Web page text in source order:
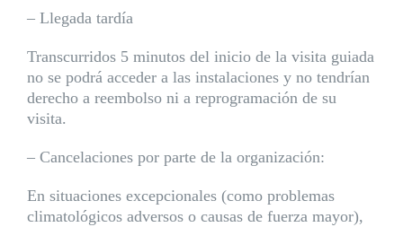
– Llegada tardía
Transcurridos 5 minutos del inicio de la visita guiada
no se podrá acceder a las instalaciones y no tendrían
derecho a reembolso ni a reprogramación de su
visita.
– Cancelaciones por parte de la organización:
En situaciones excepcionales (como problemas
climatológicos adversos o causas de fuerza mayor),